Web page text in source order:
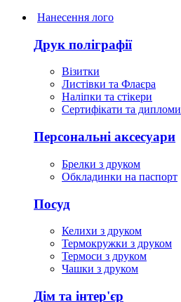
Нанесення лого
Друк поліграфії
Візитки
Листівки та Флаєра
Наліпки та стікери
Сертифікати та дипломи
Персональні аксесуари
Брелки з друком
Обкладинки на паспорт
Посуд
Келихи з друком
Термокружки з друком
Термоси з друком
Чашки з друком
Дім та інтер'єр